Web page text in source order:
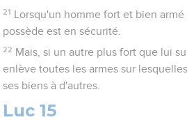
21
Lorsqu'un homme fort et bien
possède est en sécurité.
22 Mais, si un autre plus fort que lui
enlève toutes les armes sur
ses biens à d'autres.
Luc 15